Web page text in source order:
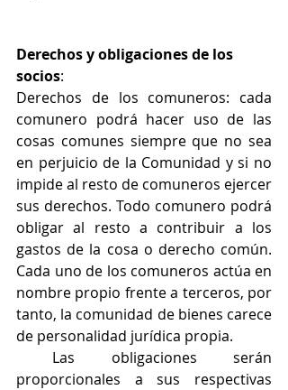
Derechos y obligaciones de los
socios:
Derechos de los comuneros: cada
comunero podrá hacer uso de las
cosas comunes siempre que no sea
en perjuicio de la Comunidad y si no
impide al resto de comuneros ejercer
sus derechos. Todo comunero podrá
obligar al resto a contribuir a los
gastos de la cosa o derecho común.
Cada uno de los comuneros actúa en
nombre propio frente a terceros, por
tanto, la comunidad de bienes carece
de personalidad jurídica propia.
proporcionales a sus respectivas